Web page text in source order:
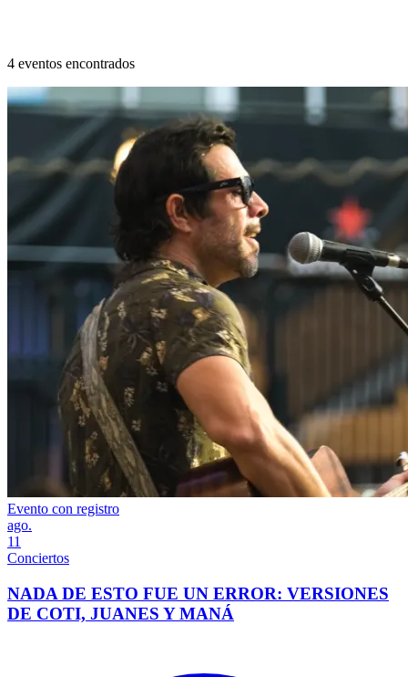
4 eventos encontrados
Evento con registro
ago.
11
Conciertos
NADA DE ESTO FUE UN ERROR: VERSIONES
DE COTI, JUANES Y MANÁ